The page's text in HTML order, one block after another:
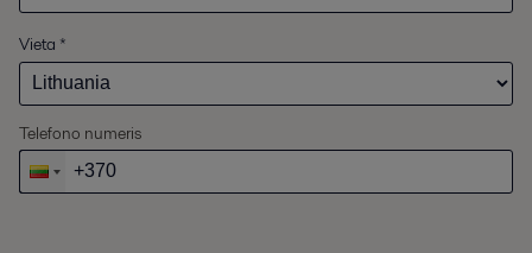
Vieta *
Telefono numeris